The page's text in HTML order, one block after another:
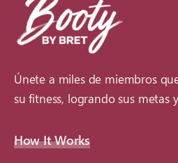
Únete a miles de miembros
su fitness, logrando sus metas
How It Works